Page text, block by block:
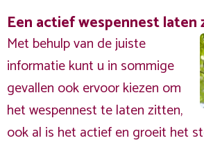
Een actief wespennest
Met behulp van de juiste
informatie kunt u in sommige
gevallen ook ervoor kiezen om
het wespennest te laten zitten,
ook al is het actief en groeit het